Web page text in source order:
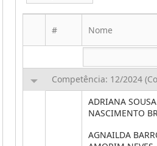
# Nome
Competência: 12/2024
ADRIANA
NASCIMENTO
AGNAILDA